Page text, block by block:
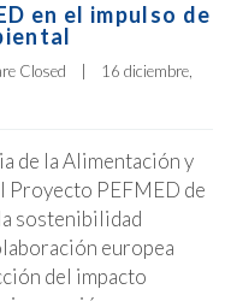
en el impulso de
Closed
16 diciembre,
de la Alimentación y
Proyecto PEFMED de
sostenibilidad
europea
del impacto